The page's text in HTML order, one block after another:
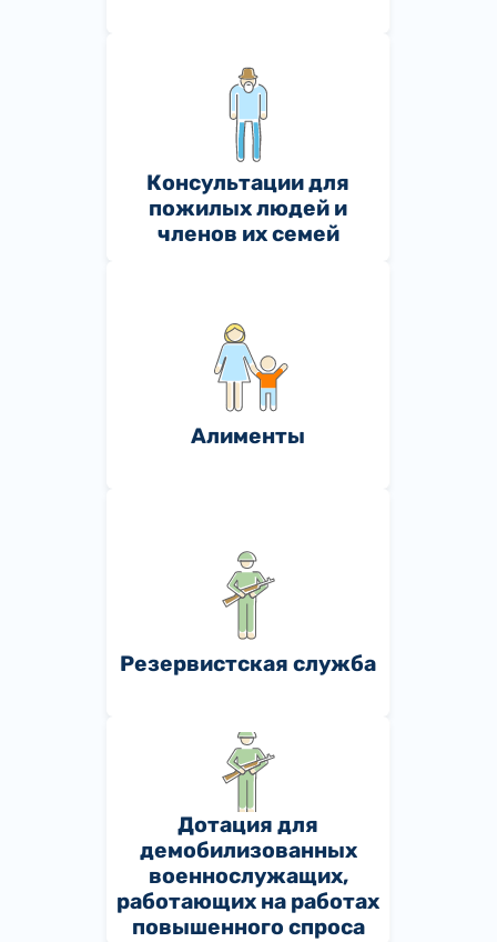
Консультации для
пожилых людей и
членов их семей
Алименты
Резервистская служба
Дотация для
демобилизованных
военнослужащих,
работающих на работах
повышенного спроса